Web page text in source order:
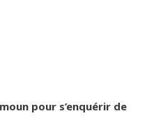
pour s’enquérir de